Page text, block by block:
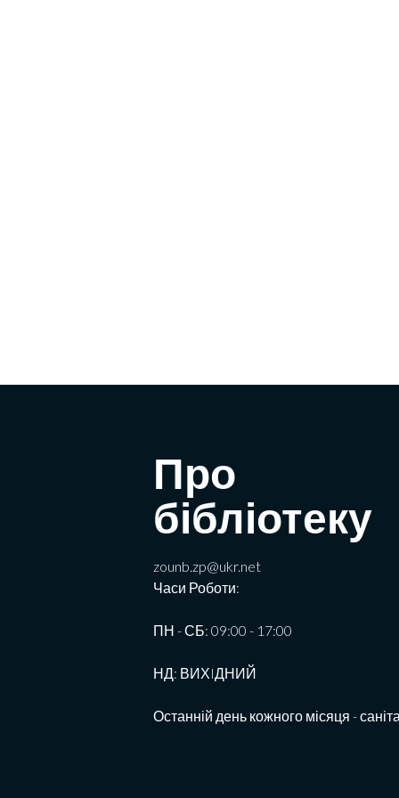
Про
бібліотеку
zounb.zp@ukr.net
Часи Роботи:
ПН - СБ: 09:00 - 17:00
НД: ВИХIДНИЙ
Останній день кожного місяця -